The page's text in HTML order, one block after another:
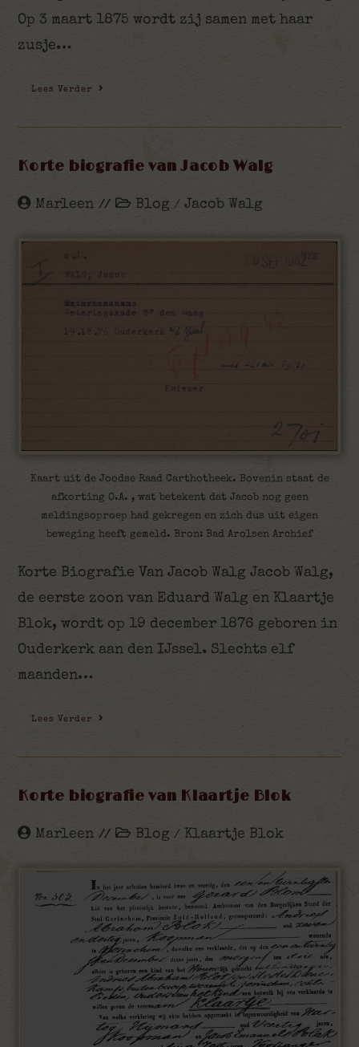
Op 3 maart 1875 wordt zij samen met haar
zusje…
Lees Verder
Korte biografie van Jacob Walg
Marleen Blog / Jacob Walg
Kaart uit de Joodse Raad Carthotheek. Bovenin staat de
afkorting O.A. , wat betekent dat Jacob nog geen
meldingsoproep had gekregen en zich dus uit eigen
beweging heeft gemeld. Bron: Bad Arolsen Archief
Korte Biografie Van Jacob Walg Jacob Walg,
de eerste zoon van Eduard Walg en Klaartje
Blok, wordt op 19 december 1876 geboren in
Ouderkerk aan den IJssel. Slechts elf
maanden…
Lees Verder
Korte biografie van Klaartje Blok
Marleen Blog / Klaartje Blok